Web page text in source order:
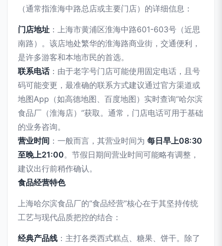
（通常指淮海中路总店或主要门店）的详细信息：
门店地址 ：上海市黄浦区淮海中路601-603号（近思
南路）。该店地处繁华的淮海路商业街，交通便利，
是许多游客和本地市民的首选。
联系电话：由于老字号门店可能使用固定电话，且号
码可能变更，最准确的联系方式建议通过官方渠道或
地图App（如高德地图、百度地图）实时查询“哈尔滨
食品厂（淮海店）”获取。通常，门店电话可用于基础
的业务咨询。
营业时间 ：一般而言，其营业时间为 每日早上08:30
至晚上21:00。节假日期间营业时间可能略有调整，
建议出行前稍作确认。
食品经营特色
上海哈尔滨食品厂的“食品经营”核心在于其坚持传统
工艺与现代品质把控的结合：
经典产品线 ：主打各类西式糕点、糖果、饼干。除了